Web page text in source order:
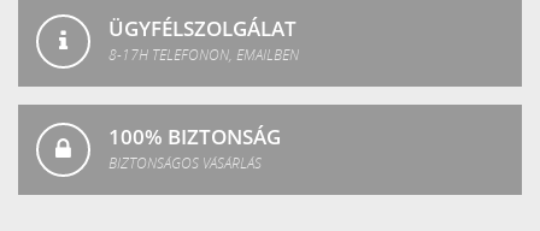
ÜGYFÉLSZOLGÁLAT
8-17H TELEFONON, EMAILBEN
100% BIZTONSÁG
BIZTONSÁGOS VÁSÁRLÁS